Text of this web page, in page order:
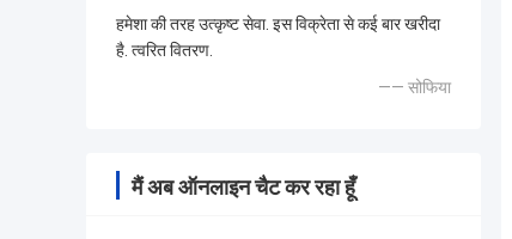
हमेशा की तरह उत्कृष्ट सेवा. इस विक्रेता से कई बार खरीदा
है. त्वरित वितरण.
—— सोफिया
मैं अब ऑनलाइन चैट कर रहा हूँ